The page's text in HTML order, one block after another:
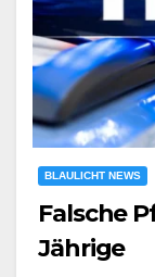
BLAULICHT NEWS
Falsche
Jährige